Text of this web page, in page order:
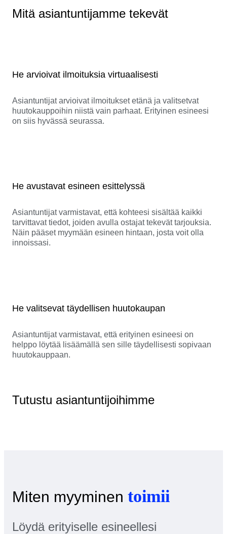
Mitä asiantuntijamme tekevät
He arvioivat ilmoituksia virtuaalisesti
Asiantuntijat arvioivat ilmoitukset etänä ja valitsetvat
huutokauppoihin niistä vain parhaat. Erityinen esineesi
on siis hyvässä seurassa.
He avustavat esineen esittelyssä
Asiantuntijat varmistavat, että kohteesi sisältää kaikki
tarvittavat tiedot, joiden avulla ostajat tekevät tarjouksia.
Näin pääset myymään esineen hintaan, josta voit olla
innoissasi.
He valitsevat täydellisen huutokaupan
Asiantuntijat varmistavat, että erityinen esineesi on
helppo löytää lisäämällä sen sille täydellisesti sopivaan
huutokauppaan.
Tutustu asiantuntijoihimme
Miten myyminen toimii
Löydä erityiselle esineellesi